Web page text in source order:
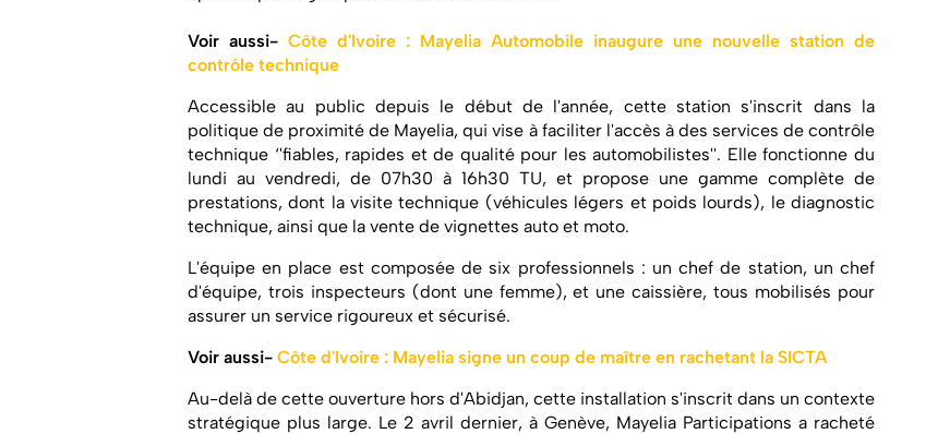
Voir aussi- Côte d'Ivoire : Mayelia Automobile inaugure une nouvelle station de
contrôle technique
Accessible au public depuis le début de l'année, cette station s'inscrit dans la
politique de proximité de Mayelia, qui vise à faciliter l'accès à des services de contrôle
technique ‘'fiables, rapides et de qualité pour les automobilistes''. Elle fonctionne du
lundi au vendredi, de 07h30 à 16h30 TU, et propose une gamme complète de
prestations, dont la visite technique (véhicules légers et poids lourds), le diagnostic
technique, ainsi que la vente de vignettes auto et moto.
L'équipe en place est composée de six professionnels : un chef de station, un chef
d'équipe, trois inspecteurs (dont une femme), et une caissière, tous mobilisés pour
assurer un service rigoureux et sécurisé.
Voir aussi- Côte d'Ivoire : Mayelia signe un coup de maître en rachetant la SICTA
Au-delà de cette ouverture hors d'Abidjan, cette installation s'inscrit dans un contexte
stratégique plus large. Le 2 avril dernier, à Genève, Mayelia Participations a racheté